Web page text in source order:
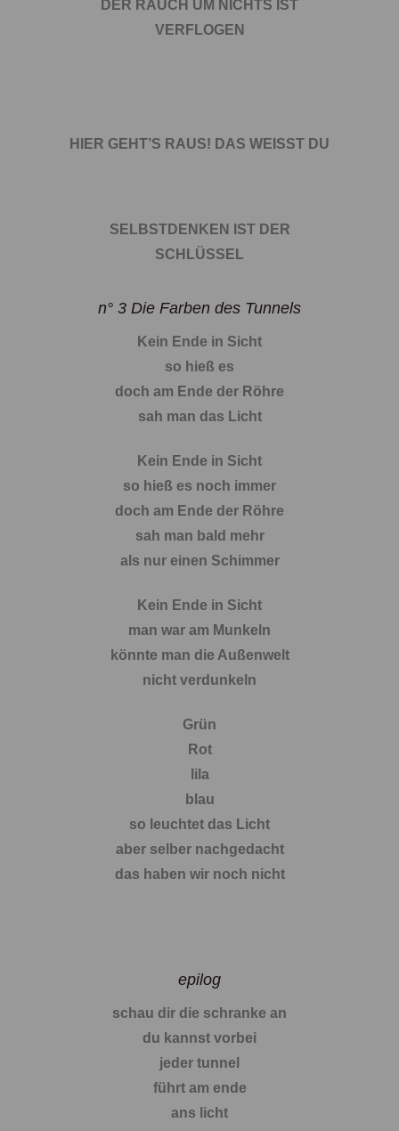
DER RAUCH UM NICHTS IST
VERFLOGEN
HIER GEHT’S RAUS! DAS WEISST DU
SELBSTDENKEN IST DER
SCHLÜSSEL
n° 3 Die Farben des Tunnels
Kein Ende in Sicht
so hieß es
doch am Ende der Röhre
sah man das Licht
Kein Ende in Sicht
so hieß es noch immer
doch am Ende der Röhre
sah man bald mehr
als nur einen Schimmer
Kein Ende in Sicht
man war am Munkeln
könnte man die Außenwelt
nicht verdunkeln
Grün
Rot
lila
blau
so leuchtet das Licht
aber selber nachgedacht
das haben wir noch nicht
epilog
schau dir die schranke an
du kannst vorbei
jeder tunnel
führt am ende
ans licht